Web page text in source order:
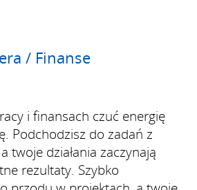
/ Finanse
i finansach czuć energię
Podchodzisz do zadań z
twoje działania zaczynają
rezultaty. Szybko